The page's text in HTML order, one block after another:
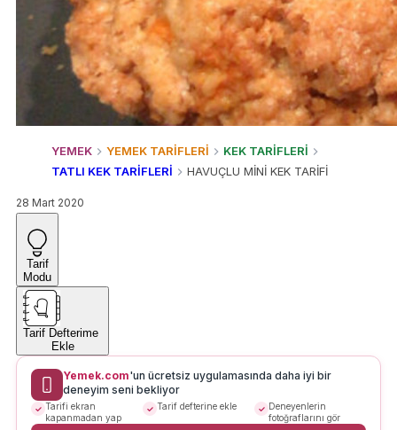
YEMEK YEMEK TARİFLERİ
KEK TARİFLERİ
TATLI KEK TARİFLERİ
HAVUÇLU MİNİ KEK TARİFİ
28 Mart 2020
Tarif
Modu
Tarif Defterime
Ekle
Yemek.com'un ücretsiz uygulamasında daha iyi bir
deneyim seni bekliyor
Tarifi ekran
kapanmadan yap
Tarif defterine ekle
Deneyenlerin
fotoğraflarını gör